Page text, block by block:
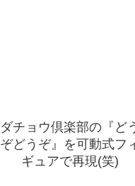
ダチョウ倶楽部の『ど
ぞどうぞ』を可動式フ
ギュアで再現(笑)